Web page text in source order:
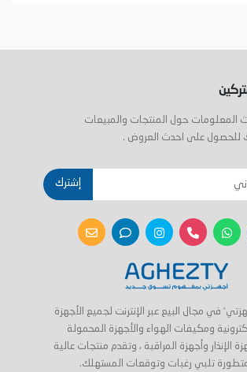
المعلومات حول المنتجات والمبيعات
للحصول على احدث العروض .
إشترك
في مجال البيع عبر الإنترنت لجميع الأجهزة
ومكيفات الهواء والأجهزة المحمولة
الإنذار وأجهزة المراقبة ، وتقدم منتجات عالية
متطورة تلبي رغبات وتوقعات المستهلك.